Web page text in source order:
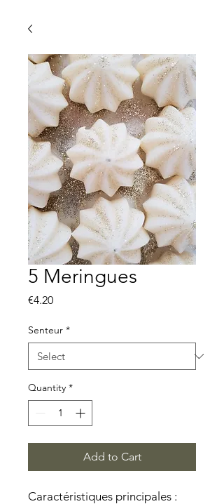
5 Meringues
€4.20Price
Senteur *
Quantity *
Add to Cart
Caractéristiques principales :